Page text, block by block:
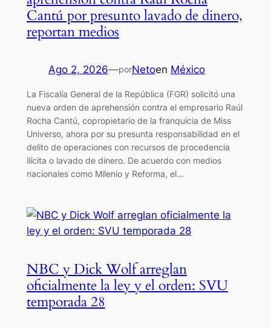
Cantú por presunto lavado de dinero,
reportan medios
Ago 2, 2026—porNetoen México
La Fiscalía General de la República (FGR) solicitó una
nueva orden de aprehensión contra el empresario Raúl
Rocha Cantú, copropietario de la franquicia de Miss
Universo, ahora por su presunta responsabilidad en el
delito de operaciones con recursos de procedencia
ilícita o lavado de dinero. De acuerdo con medios
nacionales como Milenio y Reforma, el…
NBC y Dick Wolf arreglan
oficialmente la ley y el orden: SVU
temporada 28